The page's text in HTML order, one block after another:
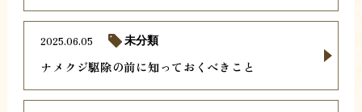
ナメクジ駆除の前に知っておくべきこと
2025.06.05 未分類